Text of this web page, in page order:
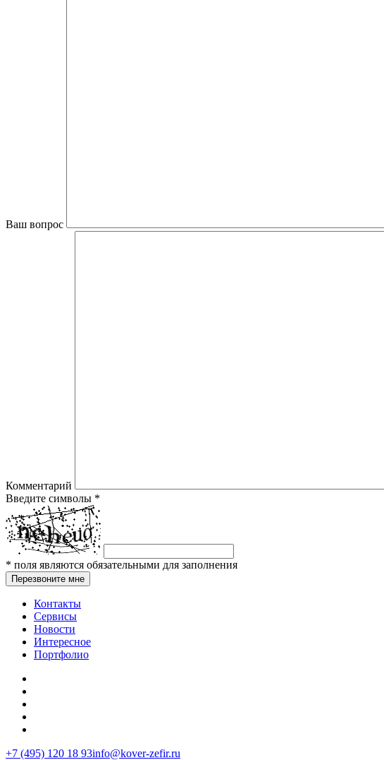
Ваш вопрос
Комментарий
Введите символы *
* поля являются обязательными для заполнения
Перезвоните мне
Контакты
Сервисы
Новости
Интересное
Портфолио
+7 (495) 120 18 93info@kover-zefir.ru